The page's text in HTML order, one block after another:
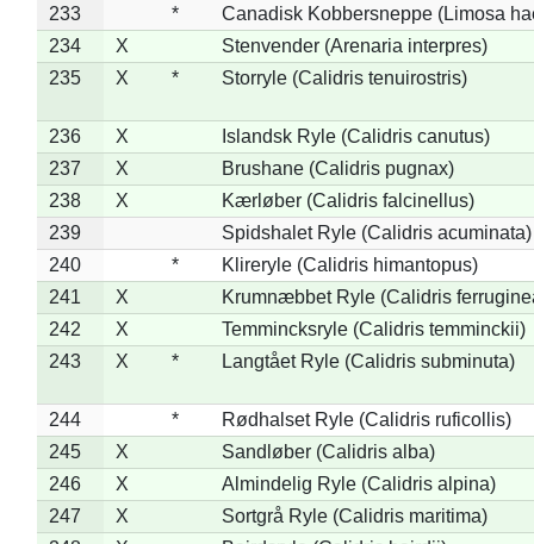
233 *
Canadisk Kobbersneppe (Limosa
234
X
Stenvender (Arenaria interpres)
235
X * Storryle (Calidris tenuirostris)
236 X
Islandsk Ryle (Calidris canutus)
237
X
Brushane (Calidris pugnax)
238
X
Kærløber (Calidris falcinellus)
239
Spidshalet Ryle (Calidris acuminata)
240
*
Klireryle (Calidris himantopus)
241
X
Krumnæbbet Ryle (Calidris
242
X
Temmincksryle (Calidris temminckii)
243
X * Langtået Ryle (Calidris subminuta)
244 *
Rødhalset Ryle (Calidris ruficollis)
245
X
Sandløber (Calidris alba)
246
X
Almindelig Ryle (Calidris alpina)
247
X
Sortgrå Ryle (Calidris maritima)